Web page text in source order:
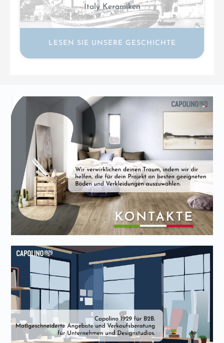
Italy Keramiken
LESEN SIE UNSERE GESCHICHTE